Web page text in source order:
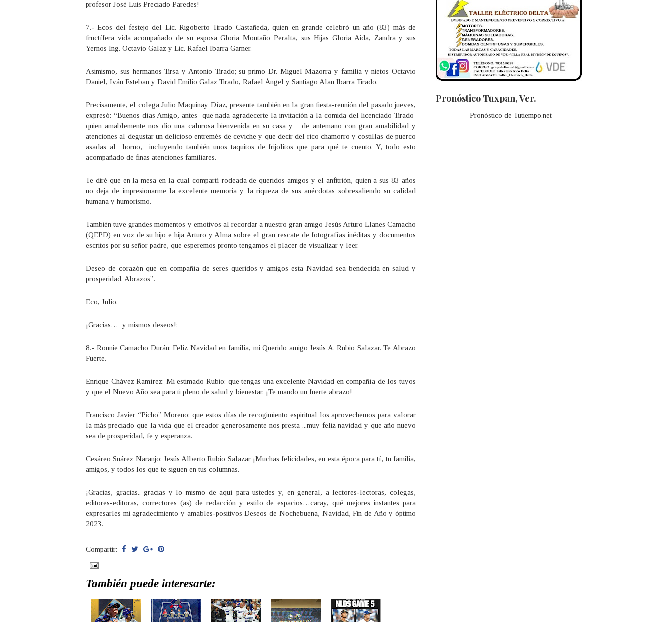
profesor José Luis Preciado Paredes!
7.- Ecos del festejo del Lic. Rigoberto Tirado Castañeda, quien en grande celebró un año (83) más de
fructífera vida acompañado de su esposa Gloria Montaño Peralta, sus Hijas Gloria Aida, Zandra y sus
Yernos Ing. Octavio Galaz y Lic. Rafael Ibarra Garner.
Asimismo, sus hermanos Tirsa y Antonio Tirado; su primo Dr. Miguel Mazorra y familia y nietos Octavio
Daniel, Iván Esteban y David Emilio Galaz Tirado, Rafael Ángel y Santiago Alan Ibarra Tirado.
Precisamente, el colega Julio Maquinay Díaz, presente también en la gran fiesta-reunión del pasado jueves,
expresó: “Buenos días Amigo, antes que nada agradecerte la invitación a la comida del licenciado Tirado
quien amablemente nos dio una calurosa bienvenida en su casa y de antemano con gran amabilidad y
atenciones al degustar un delicioso entremés de ceviche y que decir del rico chamorro y costillas de puerco
asadas al horno, incluyendo también unos taquitos de frijolitos que para qué te cuento. Y, todo esto
acompañado de finas atenciones familiares.
Te diré que en la mesa en la cual compartí rodeada de queridos amigos y el anfitrión, quien a sus 83 años
no deja de impresionarme la excelente memoria y la riqueza de sus anécdotas sobresaliendo su calidad
humana y humorismo.
También tuve grandes momentos y emotivos al recordar a nuestro gran amigo Jesús Arturo Llanes Camacho
(QEPD) en voz de su hijo e hija Arturo y Alma sobre el gran rescate de fotografías inéditas y documentos
escritos por su señor padre, que esperemos pronto tengamos el placer de visualizar y leer.
Deseo de corazón que en compañía de seres queridos y amigos esta Navidad sea bendecida en salud y
prosperidad. Abrazos”.
Eco, Julio.
¡Gracias… y mismos deseos!:
8.- Ronnie Camacho Durán: Feliz Navidad en familia, mi Querido amigo Jesús A. Rubio Salazar. Te Abrazo
Fuerte.
Enrique Chávez Ramírez: Mi estimado Rubio: que tengas una excelente Navidad en compañía de los tuyos
y que el Nuevo Año sea para ti pleno de salud y bienestar. ¡Te mando un fuerte abrazo!
Francisco Javier “Picho” Moreno: que estos días de recogimiento espiritual los aprovechemos para valorar
la más preciado que la vida que el creador generosamente nos presta ...muy feliz navidad y que año nuevo
sea de prosperidad, fe y esperanza.
Cesáreo Suárez Naranjo: Jesús Alberto Rubio Salazar ¡Muchas felicidades, en esta época para tí, tu familia,
amigos, y todos los que te siguen en tus columnas.
¡Gracias, gracias.. gracias y lo mismo de aquí para ustedes y, en general, a lectores-lectoras, colegas,
editores-editoras, correctores (as) de redacción y estilo de espacios…caray, qué mejores instantes para
expresarles mi agradecimiento y amables-positivos Deseos de Nochebuena, Navidad, Fin de Año y óptimo
2023.
Compartir:
También puede interesarte:
Pronóstico Tuxpan, Ver.
Pronóstico de Tutiempo.net